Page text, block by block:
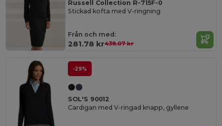
Russell Collection R-715F-0
Stickad kofta med V-ringning
Från och med:
281.78 kr438.07 kr
-29%
SOL'S 90012
Cardigan med V-ringad knapp, gyllene